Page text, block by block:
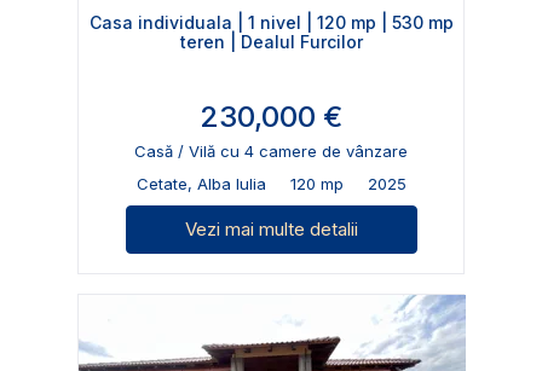
Casa individuala | 1 nivel | 120 mp | 530 mp
teren | Dealul Furcilor
230,000 €
Casă / Vilă cu 4 camere de vânzare
Cetate, Alba Iulia
120 mp 2025
Vezi mai multe detalii